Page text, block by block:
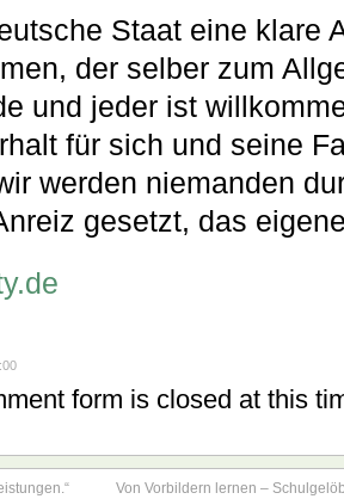
Staat eine klare
der selber zum
und jeder ist
für sich und seine
werden niemanden
gesetzt, das
form is closed at this
Von Vorbildern lernen –